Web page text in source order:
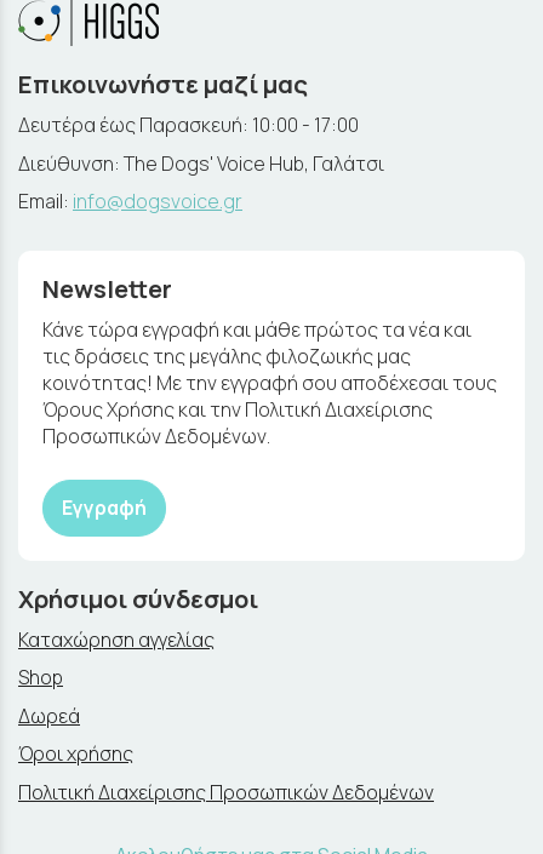
Επικοινωνήστε μαζί μας
Δευτέρα έως Παρασκευή: 10:00 - 17:00
Διεύθυνση: The Dogs' Voice Hub, Γαλάτσι
Email: info@dogsvoice.gr
Newsletter
Κάνε τώρα εγγραφή και μάθε πρώτος τα νέα και
τις δράσεις της μεγάλης φιλοζωικής μας
κοινότητας! Με την εγγραφή σου αποδέχεσαι τους
Όρους Χρήσης και την Πολιτική Διαχείρισης
Προσωπικών Δεδομένων.
Εγγραφή
Χρήσιμοι σύνδεσμοι
Καταχώρηση αγγελίας
Shop
Δωρεά
Όροι χρήσης
Πολιτική Διαχείρισης Προσωπικών Δεδομένων